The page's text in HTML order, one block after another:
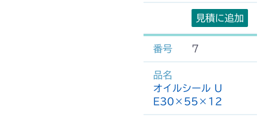
見積に追加
7
オイルシール U
E30×55×12